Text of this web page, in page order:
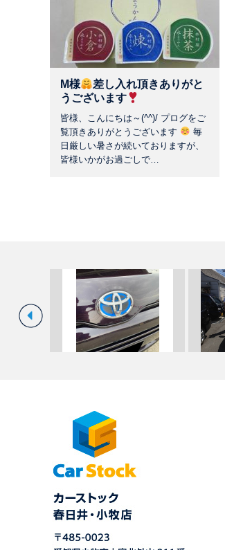
M様
差し入れ頂きありがと
うございます
皆様、こんにちは～(^^)/ プログをご
覧頂きありがとうございます
毎
日厳しい暑さが続いておりますが、
皆様いかがお過ごしで…
塗装 中…